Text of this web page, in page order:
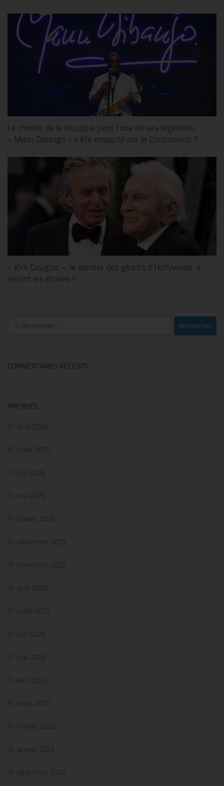
Le monde de la Musique perd l’une de ses légendes :
« Manu Dibango » a été emporté par le Coronavirus !!
« Kirk Douglas », le dernier des géants d’Hollywood, a
rejoint les étoiles !!
Rechercher :
COMMENTAIRES RÉCENTS
ARCHIVES
août 2026
juillet 2026
juin 2026
mai 2026
janvier 2026
décembre 2025
novembre 2025
août 2025
juillet 2025
juin 2025
mai 2025
avril 2025
mars 2025
février 2025
janvier 2025
décembre 2024